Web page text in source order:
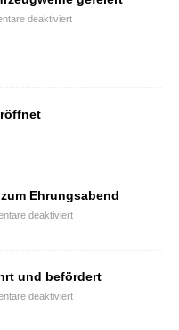
deaktiviert
Ehrungsabend
deaktiviert
und befördert
deaktiviert